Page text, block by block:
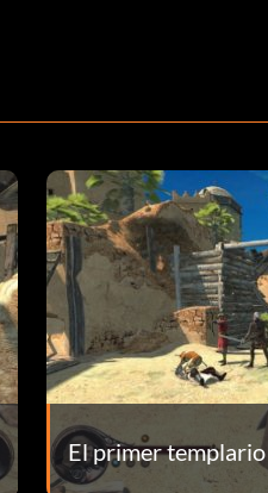
El primer templario